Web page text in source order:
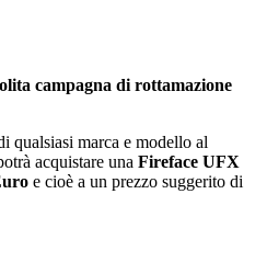
campagna di rottamazione
qualsiasi marca e modello al
acquistare una Fireface UFX
e cioè a un prezzo suggerito di